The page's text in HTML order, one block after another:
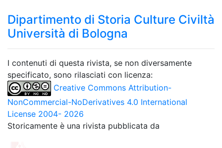
Dipartimento di Storia Culture Civiltà
Università di Bologna
I contenuti di questa rivista, se non diversamente
specificato, sono rilasciati con licenza:
Creative Commons Attribution-
NonCommercial-NoDerivatives 4.0 International
License 2004- 2026
Storicamente è una rivista pubblicata da